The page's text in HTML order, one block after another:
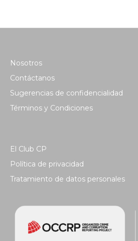
Nosotros
Contáctanos
Sugerencias de confidencialidad
Términos y Condiciones
El Club CP
Política de privacidad
Tratamiento de datos personales